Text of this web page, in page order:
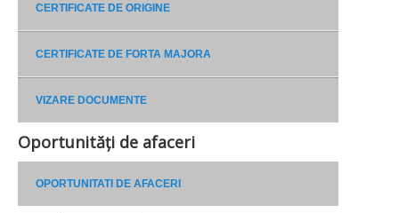
CERTIFICATE DE ORIGINE
CERTIFICATE DE FORTA MAJORA
VIZARE DOCUMENTE
Oportunități de afaceri
OPORTUNITATI DE AFACERI